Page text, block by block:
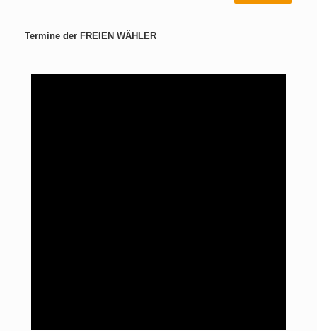
Termine der FREIEN WÄHLER